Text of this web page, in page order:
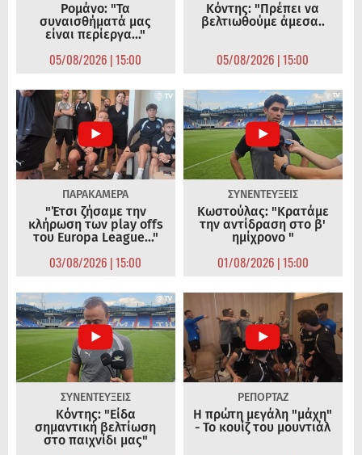
Ρομάνο: "Τα
συναισθήματά μας
είναι περίεργα..."
05/08/2026 | 15:00
Κόντης: "Πρέπει να
βελτιωθούμε άμεσα..
05/08/2026 | 15:00
ΠΑΡΑΚΑΜΕΡΑ
"Έτσι ζήσαμε την
κλήρωση των play offs
του Europa League..."
03/08/2026 | 15:00
ΣΥΝΕΝΤΕΥΞΕΙΣ
Κωστούλας: "Κρατάμε
την αντίδραση στο β'
ημίχρονο "
01/08/2026 | 15:00
ΣΥΝΕΝΤΕΥΞΕΙΣ
Κόντης: "Είδα
σημαντική βελτίωση
στο παιχνίδι μας"
ΡΕΠΟΡΤΑΖ
Η πρώτη μεγάλη "μάχη"
- Το κουίζ του μουντιάλ